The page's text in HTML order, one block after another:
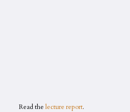
Read the lecture report.